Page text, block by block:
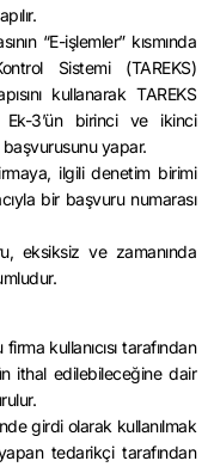
“E-işlemler” kısmında
Sistemi (TAREKS)
kullanarak TAREKS
3’ün birinci ve ikinci
yapar.
ilgili denetim birimi
bir başvuru numarası
eksiksiz ve zamanında
kullanıcısı tarafından
ithal edilebileceğine dair
girdi olarak kullanılmak
tedarikçi tarafından